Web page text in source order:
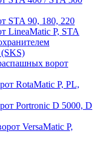
STA 90, 180, 220
LineaMatic P, STA
ворот
RotaMatic P, PL,
Portronic D 5000, D
VersaMatic P,